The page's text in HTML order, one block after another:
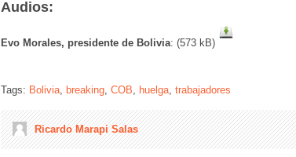
Audios:
Evo Morales, presidente de Bolivia: (573 kB)
Tags: Bolivia, breaking, COB, huelga, trabajadores
Ricardo Marapi Salas